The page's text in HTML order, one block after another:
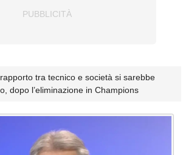
tra tecnico e società si sarebbe
dopo l’eliminazione in Champions